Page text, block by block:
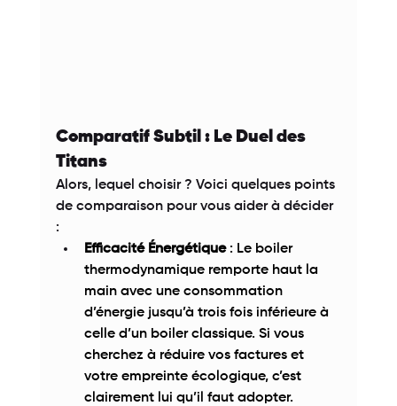
Comparatif Subtil : Le Duel des
Titans
Alors, lequel choisir ? Voici quelques points
de comparaison pour vous aider à décider
:
Efficacité Énergétique : Le boiler
thermodynamique remporte haut la
main avec une consommation
d’énergie jusqu’à trois fois inférieure à
celle d’un boiler classique. Si vous
cherchez à réduire vos factures et
votre empreinte écologique, c’est
clairement lui qu’il faut adopter.